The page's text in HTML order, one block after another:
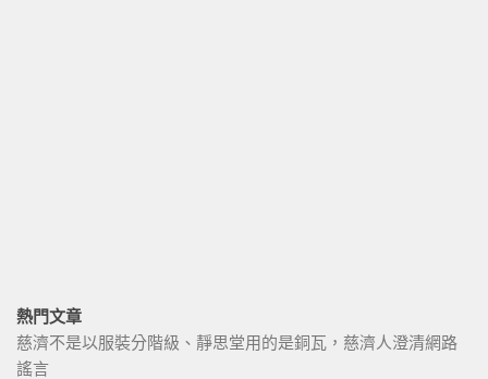
熱門文章
慈濟不是以服裝分階級、靜思堂用的是銅瓦，慈濟人澄清網路
謠言